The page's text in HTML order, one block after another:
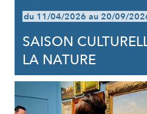
du 11/04/2026 au 20/09/
SAISON
LA NATURE